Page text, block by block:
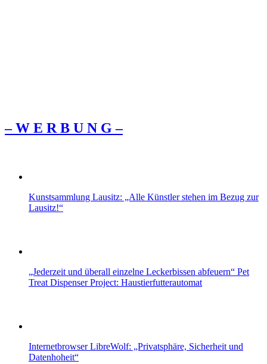
– W Ε R Β U Ν G –
Kunstsammlung Lausitz: „Alle Künstler stehen im Bezug zur
Lausitz!“
„Jederzeit und überall einzelne Leckerbissen abfeuern“ Pet
Treat Dispenser Project: Haustierfutterautomat
Internetbrowser LibreWolf: „Privatsphäre, Sicherheit und
Datenhoheit“